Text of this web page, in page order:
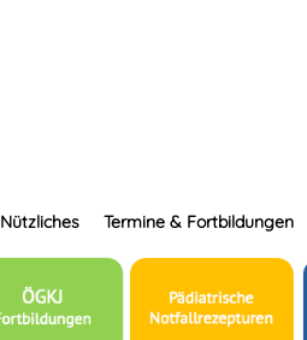
Nützliches Termine & Fortbildungen